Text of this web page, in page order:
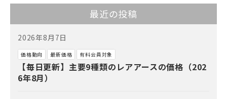
最近の投稿
2026年8月7日
価格動向 最新価格 有料会員対象
【毎日更新】主要9種類のレアアースの価格（202
6年8月）